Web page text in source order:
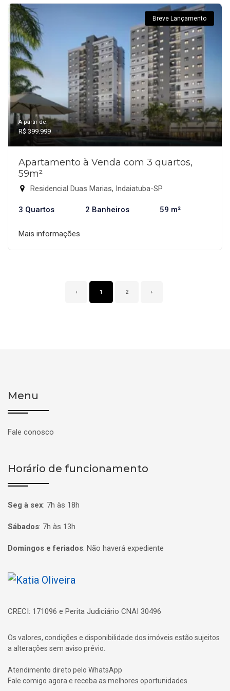
Breve Lançamento
A partir de:
R$ 399.999
Apartamento à Venda com 3 quartos,
59m²
Residencial Duas Marias, Indaiatuba-SP
3 Quartos 2 Banheiros 59 m²
Mais informações
‹ 1 2 ›
Menu
Fale conosco
Horário de funcionamento
Seg à sex: 7h às 18h
Sábados: 7h às 13h
Domingos e feriados: Não haverá expediente
Página inicial
CRECI: 171096 e Perita Judiciário CNAI 30496
Os valores, condições e disponibilidade dos imóveis estão sujeitos
a alterações sem aviso prévio.
Atendimento direto pelo WhatsApp
Fale comigo agora e receba as melhores oportunidades.